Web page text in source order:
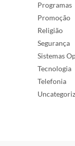
Programas
Promoção
Religião
Segurança
Sistemas
Tecnologia
Telefonia